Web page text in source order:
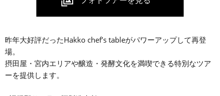
昨年大好評だったHakko chef’s tableがパワーアップして再登
場。
摂田屋・宮内エリアや醸造・発酵文化を満喫できる特別なツア
ーを提供します。